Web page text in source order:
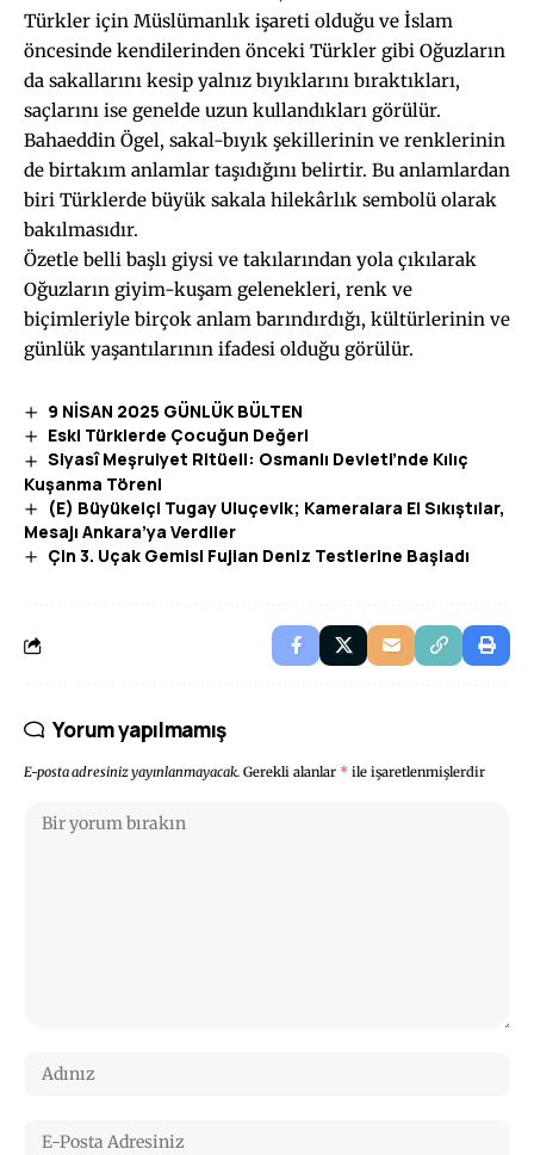
Türkler için Müslümanlık işareti olduğu ve İslam
öncesinde kendilerinden önceki Türkler gibi Oğuzların
da sakallarını kesip yalnız bıyıklarını bıraktıkları,
saçlarını ise genelde uzun kullandıkları görülür.
Bahaeddin Ögel, sakal-bıyık şekillerinin ve renklerinin
de birtakım anlamlar taşıdığını belirtir. Bu anlamlardan
biri Türklerde büyük sakala hilekârlık sembolü olarak
bakılmasıdır.
Özetle belli başlı giysi ve takılarından yola çıkılarak
Oğuzların giyim-kuşam gelenekleri, renk ve
biçimleriyle birçok anlam barındırdığı, kültürlerinin ve
günlük yaşantılarının ifadesi olduğu görülür.
9 NİSAN 2025 GÜNLÜK BÜLTEN
Eski Türklerde Çocuğun Değeri
Siyasî Meşruiyet Ritüeli: Osmanlı Devleti’nde Kılıç
Kuşanma Töreni
(E) Büyükelçi Tugay Uluçevik; Kameralara El Sıkıştılar,
Mesajı Ankara’ya Verdiler
Çin 3. Uçak Gemisi Fujian Deniz Testlerine Başladı
Yorum yapılmamış
E-posta adresiniz yayınlanmayacak. Gerekli alanlar * ile işaretlenmişlerdir